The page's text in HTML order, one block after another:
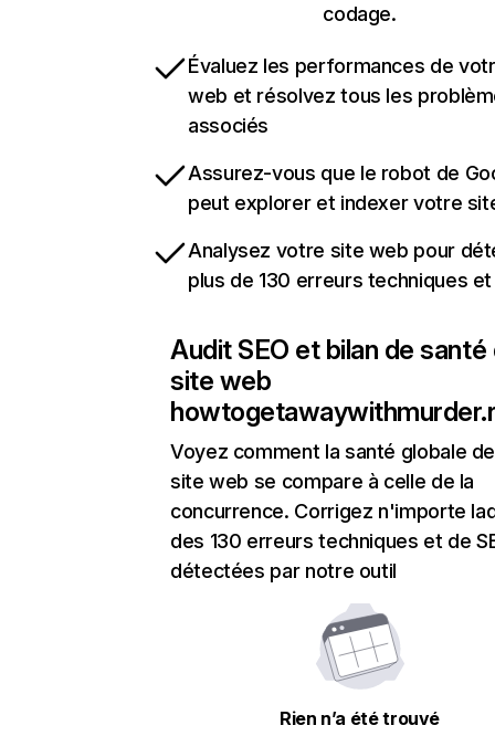
codage.
Évaluez les performances de
web et résolvez tous les
associés
Assurez-vous que le robot de
peut explorer et indexer votre
Analysez votre site web pour
plus de 130 erreurs techniques et
Audit SEO et bilan de santé
site web
Voyez comment la santé globale
site web se compare à celle de la
concurrence. Corrigez n'importe
des 130 erreurs techniques et de
détectées par notre outil
Rien n’a été trouvé